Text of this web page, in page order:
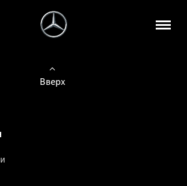
Вверх